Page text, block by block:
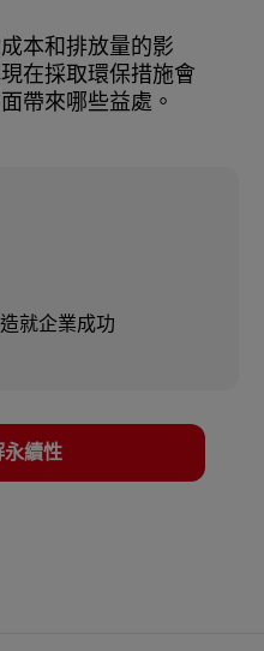
本和排放量的影
在採取環保措施會
帶來哪些益處。
就企業成功
續性